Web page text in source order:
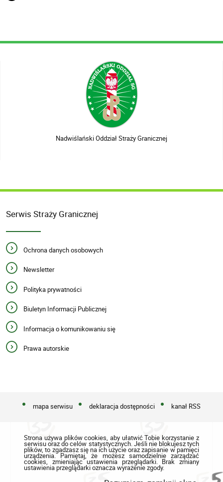
Nadwiślański Oddział Straży Granicznej
Serwis Straży Granicznej
Ochrona danych osobowych
Newsletter
Polityka prywatności
Biuletyn Informacji Publicznej
Informacja o komunikowaniu się
Prawa autorskie
mapa serwisu deklaracja dostępności kanał RSS
Strona używa plików cookies, aby ułatwić Tobie korzystanie z
serwisu oraz do celów statystycznych. Jeśli nie blokujesz tych
plików, to zgadzasz się na ich użycie oraz zapisanie w pamięci
urządzenia. Pamiętaj, że możesz samodzielnie zarządzać
cookies, zmieniając ustawienia przeglądarki. Brak zmiany
ustawienia przeglądarki oznacza wyrażenie zgody.